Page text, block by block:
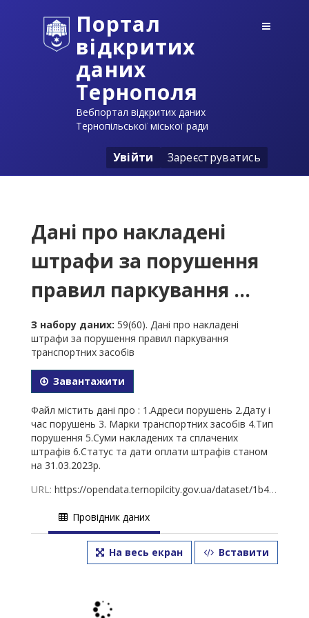
Портал
відкритих
даних
Тернополя
Вебпортал відкритих даних
Тернопільської міської ради
Увійти Зареєструватись
Дані про накладені
штрафи за порушення
правил паркування ...
З набору даних: 59(60). Дані про накладені
штрафи за порушення правил паркування
транспортних засобів
Завантажити
Файл містить дані про : 1.Адреси порушень 2.Дату і
час порушень 3. Марки транспортних засобів 4.Тип
порушення 5.Суми накладених та сплачених
штрафів 6.Статус та дати оплати штрафів станом
на 31.03.2023р.
URL: https://opendata.ternopilcity.gov.ua/dataset/1b48b810-5bc2-4c02-802e-3c282b6f5c30/resource/49c70884-727f-42cf-b4cc-cfdfcaf5eb58/download/-_1__2023_.xlsx
Провідник даних
На весь екран Вставити